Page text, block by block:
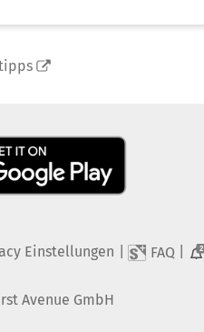
Einstellungen FAQ 2
Avenue GmbH